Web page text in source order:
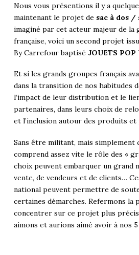
Nous vous présentions il y a
maintenant le projet de sac à dos /
imaginé par cet acteur majeur de
française, voici un second projet
By Carrefourbaptisé JOUETS POP
Et si les grands groupes français
dans la transition de nos habitudes
l’impact de leur distribution et le
partenaires, dans leurs choix de
et l’inclusion autour des produits
Sans être militant, mais simplement
comprend assez vite le rôle des «
choix peuvent embarquer un grand
vente, de vendeurs et de clients…
national peuvent permettre de
certaines démarches. Refermons la
concentrer sur ce projet plus
aimons et aurions aimé avoir à nos 5